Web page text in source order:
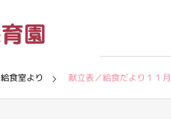
給食室より 献立表／給食だより１１月